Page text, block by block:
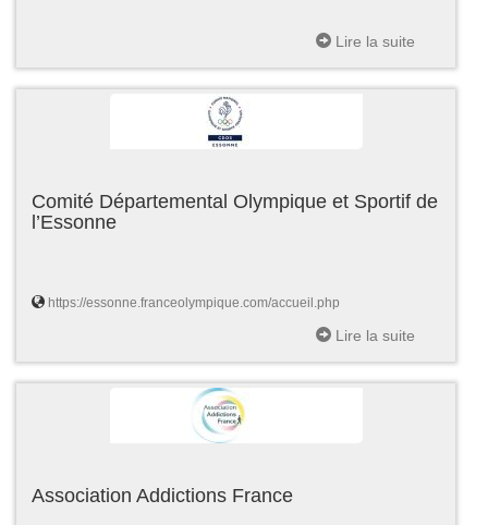
Lire la suite
Comité Départemental Olympique et Sportif de
l’Essonne
https://essonne.franceolympique.com/accueil.php
Lire la suite
Association Addictions France